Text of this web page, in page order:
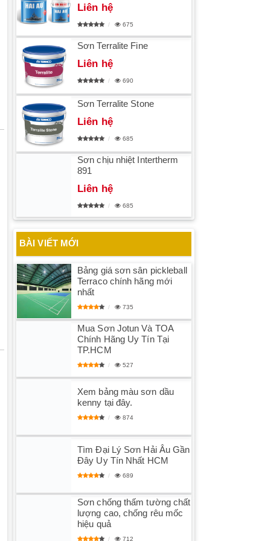
Liên hệ
675
Sơn Terralite Fine
Liên hệ
690
Sơn Terralite Stone
Liên hệ
685
Sơn chịu nhiệt Intertherm
891
Liên hệ
685
BÀI VIẾT MỚI
Bảng giá sơn sân pickleball
Terraco chính hãng mới
nhất
735
Mua Sơn Jotun Và TOA
Chính Hãng Uy Tín Tại
TP.HCM
527
Xem bảng màu sơn dầu
kenny tại đây.
874
Tìm Đại Lý Sơn Hải Âu Gần
Đây Uy Tín Nhất HCM
689
Sơn chống thấm tường chất
lượng cao, chống rêu mốc
hiệu quả
712